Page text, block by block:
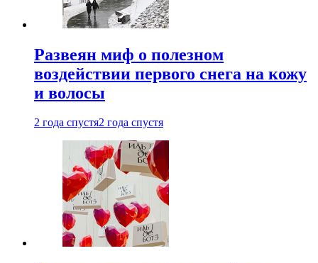
Развеян миф о полезном
воздействии первого снега на кожу
и волосы
2 года спустя2 года спустя